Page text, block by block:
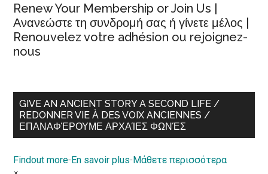
Renew Your Membership or Join Us |
Ανανεώστε τη συνδρομή σας ή γίνετε μέλος |
Renouvelez votre adhésion ou rejoignez-
nous
GIVE AN ANCIENT STORY A SECOND LIFE /
REDONNER VIE À DES VOIX ANCIENNES /
ΕΠΑΝΑΦΈΡΟΥΜΕ ΑΡΧΑΊΕΣ ΦΩΝΈΣ
Findout more-En savoir plus-Μάθετε περισσότερα